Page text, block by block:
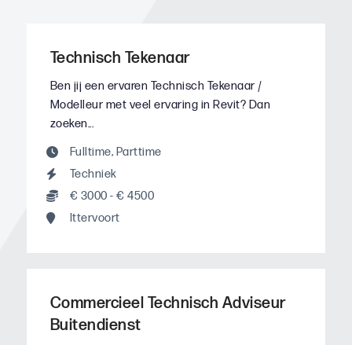
Technisch Tekenaar
Ben jij een ervaren Technisch Tekenaar /
Modelleur met veel ervaring in Revit? Dan
zoeken...
Fulltime, Parttime
Techniek
€ 3000 - € 4500
Ittervoort
Commercieel Technisch Adviseur
Buitendienst